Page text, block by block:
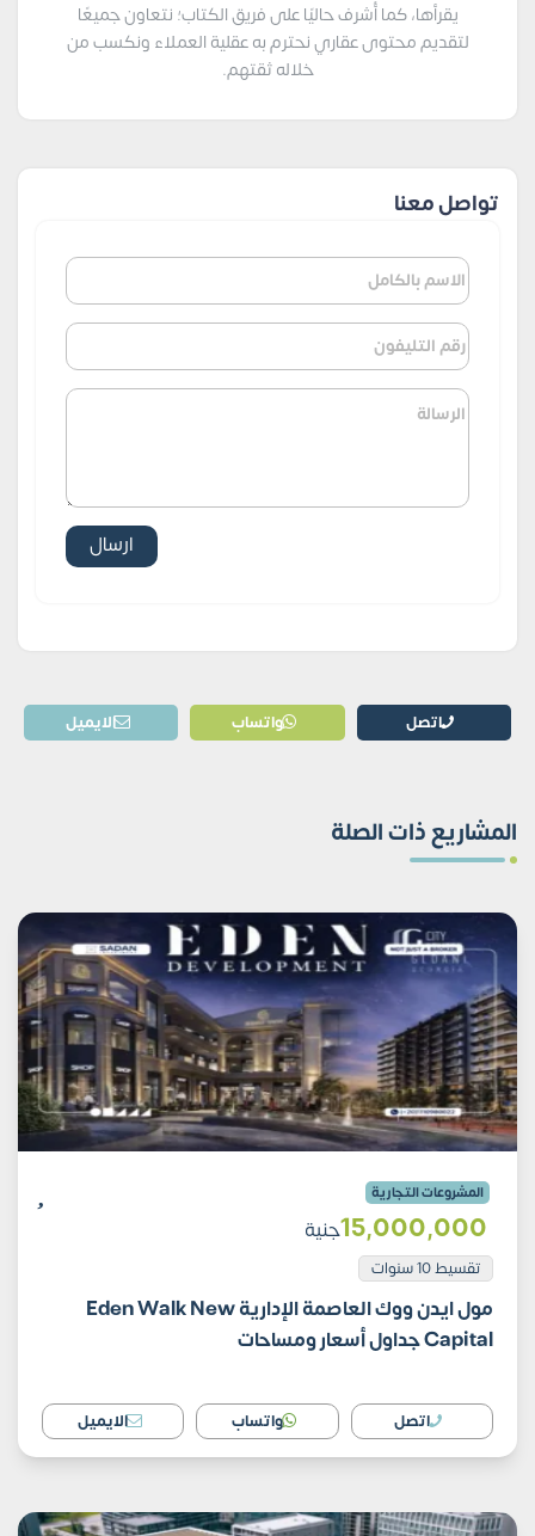
يقرأها، كما أُشرف حاليًا على فريق الكتاب؛ نتعاون جميعًا
لتقديم محتوى عقاري نحترم به عقلية العملاء ونكسب من
خلاله ثقتهم.
تواصل معنا
اتصل واتساب الايميل
المشاريع ذات الصلة
المشروعات التجارية
15٬000٬000جنية
تقسيط 10 سنوات
مول ايدن ووك العاصمة الإدارية Eden Walk New
Capital جداول أسعار ومساحات
اتصل واتساب الايميل